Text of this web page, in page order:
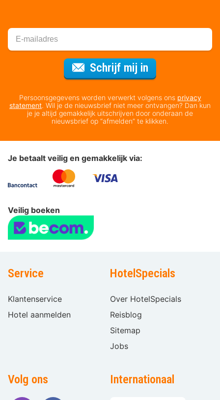
Schrijf mij in
Persoonsgegevens worden verwerkt volgens ons privacy
statement. Wil je de nieuwsbrief niet meer ontvangen? Dan kun
je je altijd gemakkelijk uitschrijven door onderaan de
nieuwsbrief op “afmelden” te klikken.
Je betaalt veilig en gemakkelijk via:
Veilig boeken
Service
Klantenservice
Hotel aanmelden
HotelSpecials
Over HotelSpecials
Reisblog
Sitemap
Jobs
Volg ons Internationaal